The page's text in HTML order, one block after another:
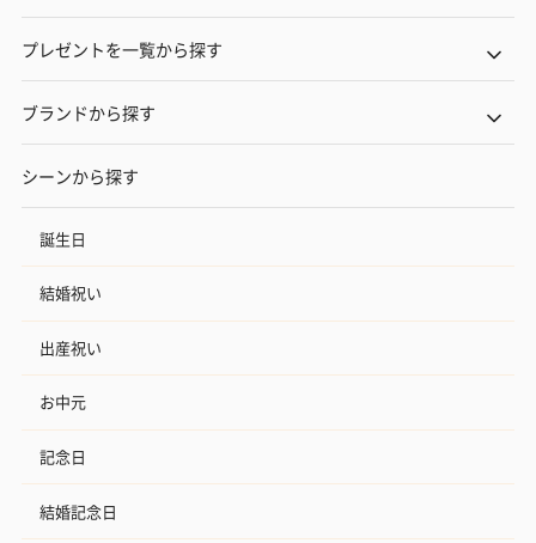
プレゼントを一覧から探す
ブランドから探す
シーンから探す
誕生日
結婚祝い
出産祝い
お中元
記念日
結婚記念日